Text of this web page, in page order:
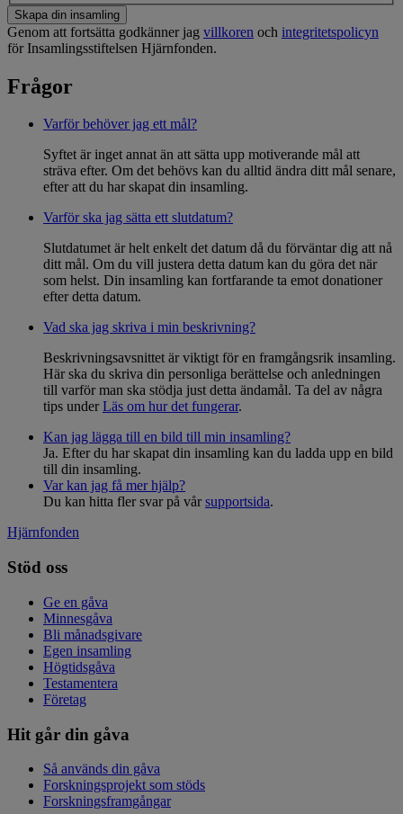
Skapa din insamling
Genom att fortsätta godkänner jag villkoren och integritetspolicyn
för Insamlingsstiftelsen Hjärnfonden.
Frågor
Varför behöver jag ett mål?
Syftet är inget annat än att sätta upp motiverande mål att
sträva efter. Om det behövs kan du alltid ändra ditt mål senare,
efter att du har skapat din insamling.
Varför ska jag sätta ett slutdatum?
Slutdatumet är helt enkelt det datum då du förväntar dig att nå
ditt mål. Om du vill justera detta datum kan du göra det när
som helst. Din insamling kan fortfarande ta emot donationer
efter detta datum.
Vad ska jag skriva i min beskrivning?
Beskrivningsavsnittet är viktigt för en framgångsrik insamling.
Här ska du skriva din personliga berättelse och anledningen
till varför man ska stödja just detta ändamål. Ta del av några
tips underLäs om hur det fungerar.
Kan jag lägga till en bild till min insamling?
Ja. Efter du har skapat din insamling kan du ladda upp en bild
till din insamling.
Var kan jag få mer hjälp?
Du kan hitta fler svar på vårsupportsida.
Hjärnfonden
Stöd oss
Ge en gåva
Minnesgåva
Bli månadsgivare
Egen insamling
Högtidsgåva
Testamentera
Företag
Hit går din gåva
Så används din gåva
Forskningsprojekt som stöds
Forskningsframgångar